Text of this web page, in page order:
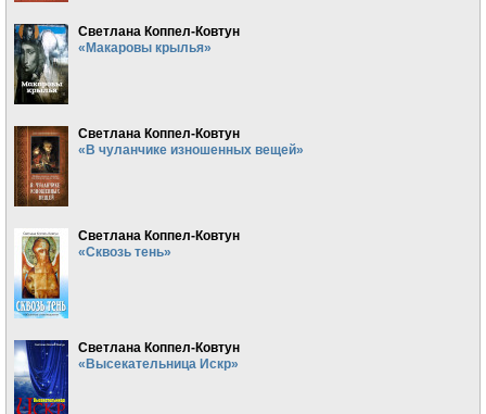
Светлана Коппел-Ковтун
«Макаровы крылья»
Светлана Коппел-Ковтун
«В чуланчике изношенных вещей»
Светлана Коппел-Ковтун
«Сквозь тень»
Светлана Коппел-Ковтун
«Высекательница Искр»